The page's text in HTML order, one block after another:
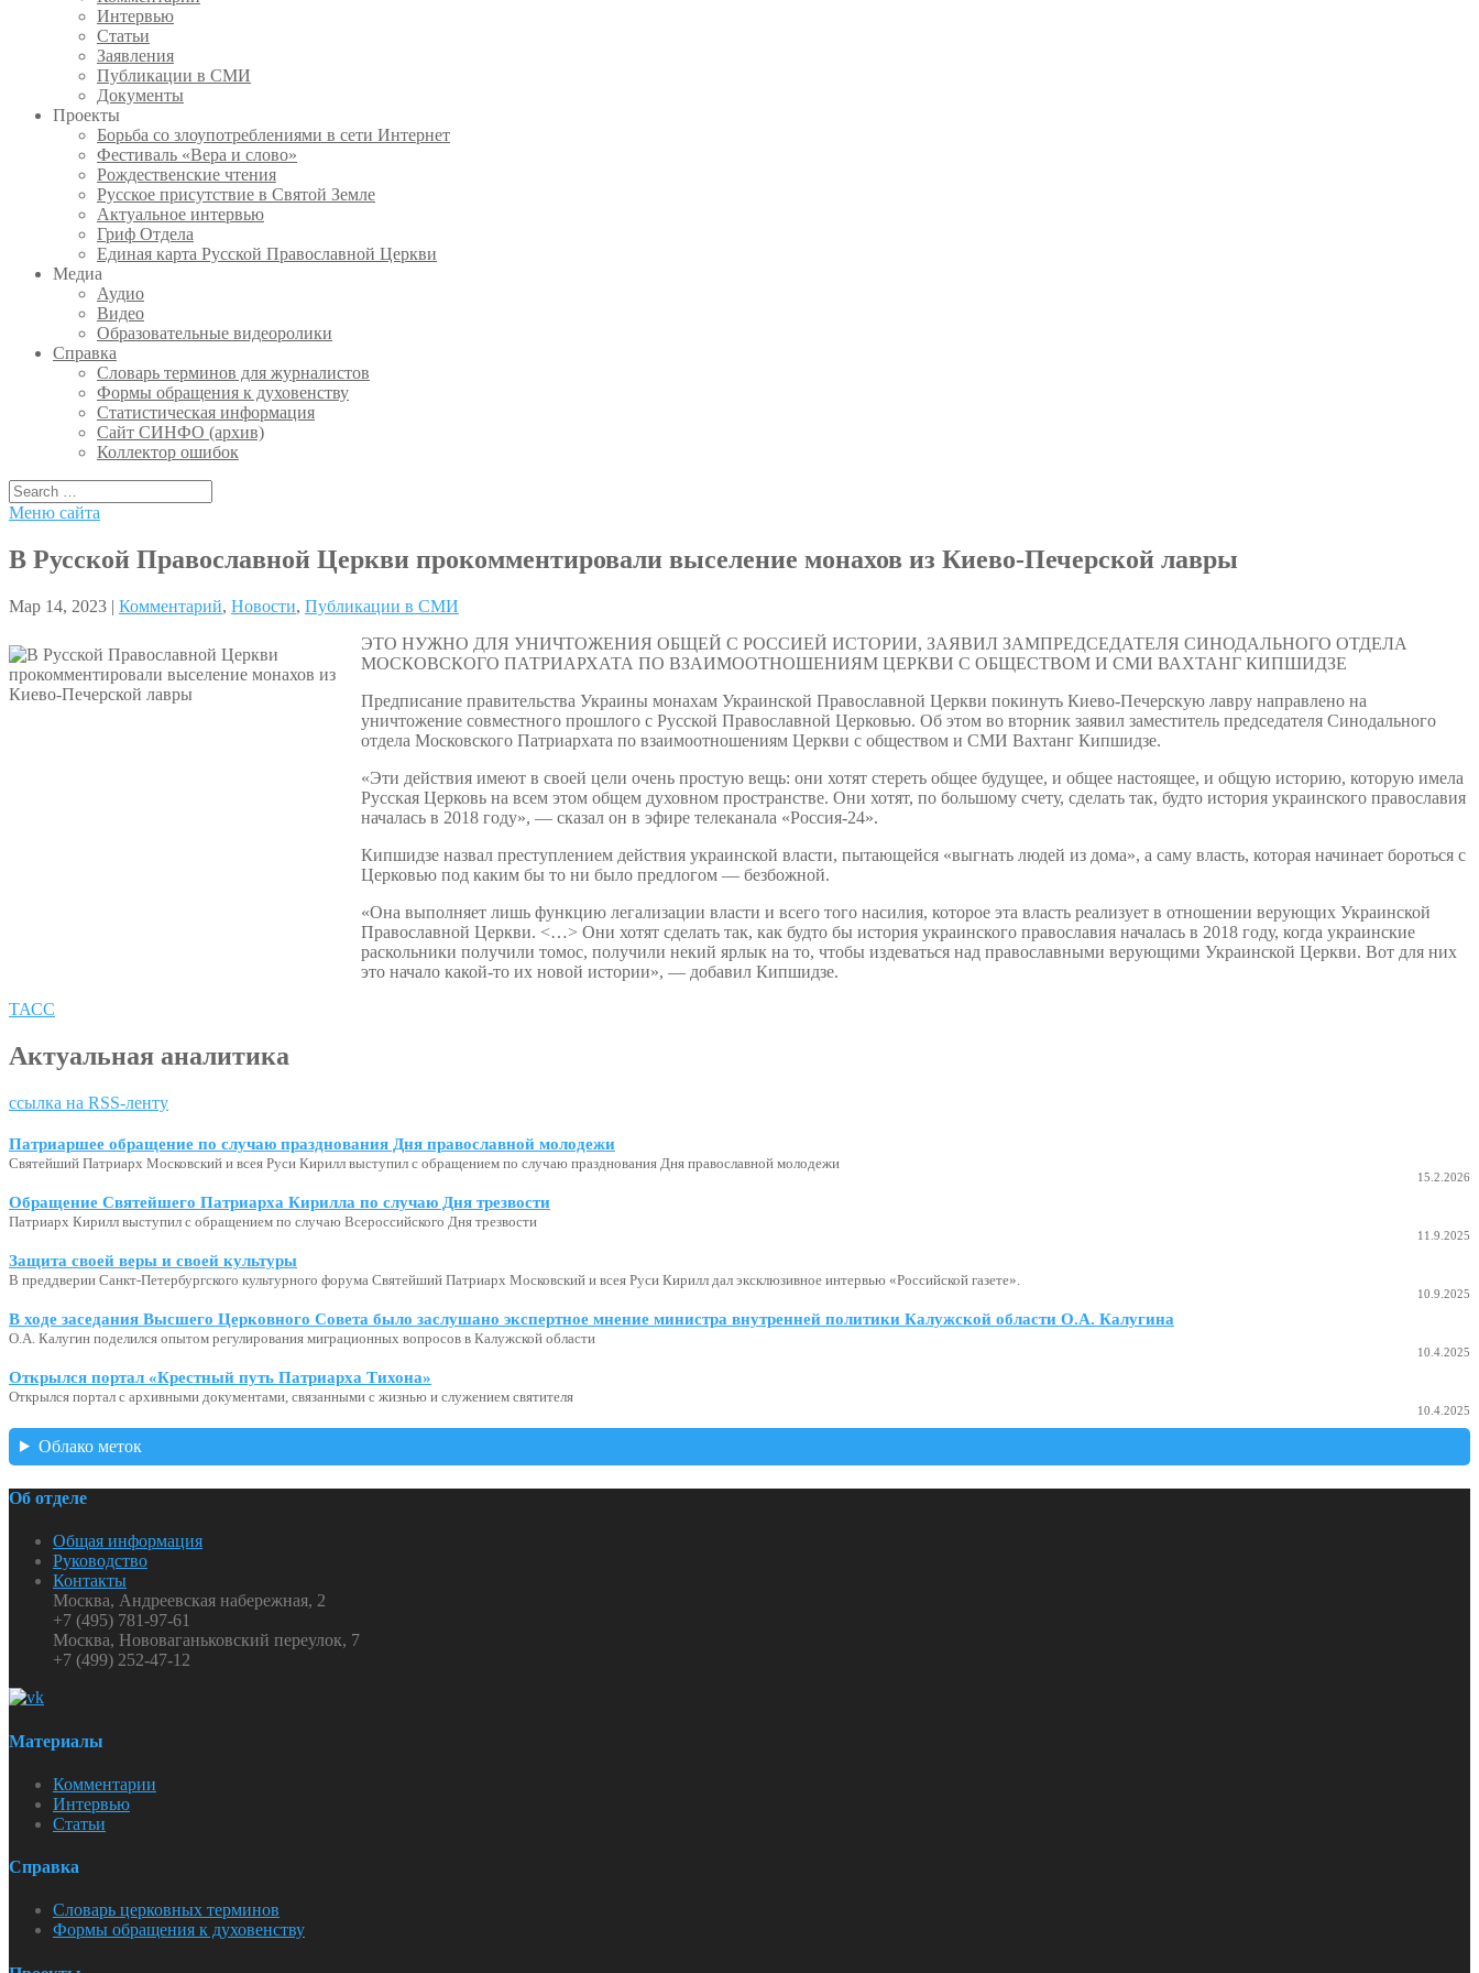
Интервью
Статьи
Заявления
Публикации в СМИ
Документы
Проекты
Борьба со злоупотреблениями в сети Интернет
Фестиваль «Вера и слово»
Рождественские чтения
Русское присутствие в Святой Земле
Актуальное интервью
Гриф Отдела
Единая карта Русской Православной Церкви
Медиа
Аудио
Видео
Образовательные видеоролики
Справка
Словарь терминов для журналистов
Формы обращения к духовенству
Статистическая информация
Сайт СИНФО (архив)
Коллектор ошибок
Меню сайта
В Русской Православной Церкви прокомментировали выселение монахов из Киево-Печерской лавры
Мар 14, 2023 | Комментарий, Новости, Публикации в СМИ
ЭТО НУЖНО ДЛЯ УНИЧТОЖЕНИЯ ОБЩЕЙ С РОССИЕЙ ИСТОРИИ, ЗАЯВИЛ ЗАМПРЕДСЕДАТЕЛЯ СИНОДАЛЬНОГО ОТДЕЛА
МОСКОВСКОГО ПАТРИАРХАТА ПО ВЗАИМООТНОШЕНИЯМ ЦЕРКВИ С ОБЩЕСТВОМ И СМИ ВАХТАНГ КИПШИДЗЕ
Предписание правительства Украины монахам Украинской Православной Церкви покинуть Киево-Печерскую лавру направлено на
уничтожение совместного прошлого с Русской Православной Церковью. Об этом во вторник заявил заместитель председателя Синодального
отдела Московского Патриархата по взаимоотношениям Церкви с обществом и СМИ Вахтанг Кипшидзе.
«Эти действия имеют в своей цели очень простую вещь: они хотят стереть общее будущее, и общее настоящее, и общую историю, которую имела
Русская Церковь на всем этом общем духовном пространстве. Они хотят, по большому счету, сделать так, будто история украинского православия
началась в 2018 году», — сказал он в эфире телеканала «Россия-24».
Кипшидзе назвал преступлением действия украинской власти, пытающейся «выгнать людей из дома», а саму власть, которая начинает бороться с
Церковью под каким бы то ни было предлогом — безбожной.
«Она выполняет лишь функцию легализации власти и всего того насилия, которое эта власть реализует в отношении верующих Украинской
Православной Церкви. <…> Они хотят сделать так, как будто бы история украинского православия началась в 2018 году, когда украинские
раскольники получили томос, получили некий ярлык на то, чтобы издеваться над православными верующими Украинской Церкви. Вот для них
это начало какой-то их новой истории», — добавил Кипшидзе.
ТАСС
Актуальная аналитика
ссылка на RSS-ленту
Патриаршее обращение по случаю празднования Дня православной молодежи
Святейший Патриарх Московский и всея Руси Кирилл выступил с обращением по случаю празднования Дня православной молодежи
15.2.2026
Обращение Святейшего Патриарха Кирилла по случаю Дня трезвости
Патриарх Кирилл выступил с обращением по случаю Всероссийского Дня трезвости
11.9.2025
Защита своей веры и своей культуры
В преддверии Санкт-Петербургского культурного форума Святейший Патриарх Московский и всея Руси Кирилл дал эксклюзивное интервью «Российской газете».
10.9.2025
В ходе заседания Высшего Церковного Совета было заслушано экспертное мнение министра внутренней политики Калужской области О.А. Калугина
О.А. Калугин поделился опытом регулирования миграционных вопросов в Калужской области
10.4.2025
Открылся портал «Крестный путь Патриарха Тихона»
Открылся портал с архивными документами, связанными с жизнью и служением святителя
10.4.2025
Облако меток
Об отделе
Общая информация
Руководство
Контакты
Москва, Андреевская набережная, 2
+7 (495) 781-97-61
Москва, Нововаганьковский переулок, 7
+7 (499) 252-47-12
Материалы
Комментарии
Интервью
Статьи
Справка
Словарь церковных терминов
Формы обращения к духовенству